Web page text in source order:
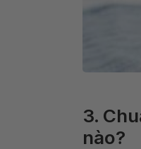
3.
nào?